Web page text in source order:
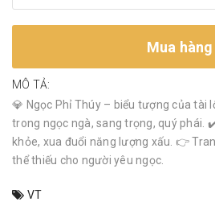
Mua hàng
MÔ TẢ:
💎 Ngọc Phỉ Thúy – biểu tượng của tài
trong ngọc ngà, sang trọng, quý phái.
khỏe, xua đuổi năng lượng xấu. 👉
thể thiếu cho người yêu ngọc.
VT